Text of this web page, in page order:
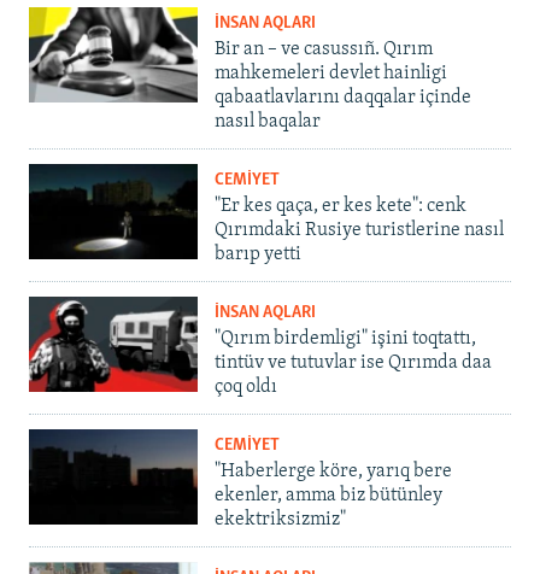
İNSAN AQLARI
Bir an – ve casussıñ. Qırım
mahkemeleri devlet hainligi
qabaatlavlarını daqqalar içinde
nasıl baqalar
CEMİYET
"Er kes qaça, er kes kete": cenk
Qırımdaki Rusiye turistlerine nasıl
barıp yetti
İNSAN AQLARI
"Qırım birdemligi" işini toqtattı,
tintüv ve tutuvlar ise Qırımda daa
çoq oldı
CEMİYET
"Haberlerge köre, yarıq bere
ekenler, amma biz bütünley
ekektriksizmiz"